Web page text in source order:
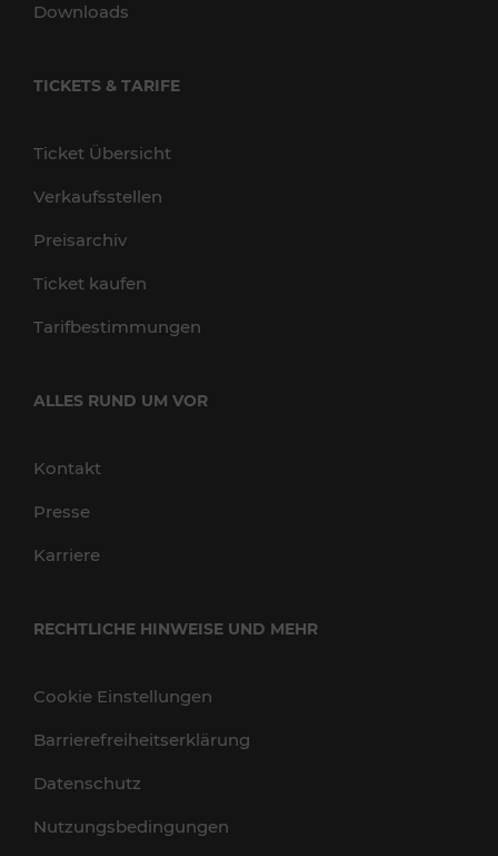
Downloads
TICKETS & TARIFE
Ticket Übersicht
Verkaufsstellen
Preisarchiv
Ticket kaufen
Tarifbestimmungen
ALLES RUND UM VOR
Kontakt
Presse
Karriere
RECHTLICHE HINWEISE UND MEHR
Cookie Einstellungen
Barrierefreiheitserklärung
Datenschutz
Nutzungsbedingungen